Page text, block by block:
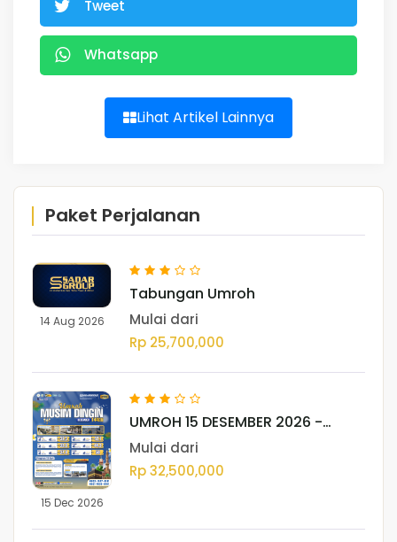
Tweet
Whatsapp
Lihat Artikel Lainnya
Paket Perjalanan
14 Aug 2026
Tabungan Umroh
Mulai dari
Rp 25,700,000
15 Dec 2026
UMROH 15 DESEMBER 2026 -
MEDAN
Mulai dari
Rp 32,500,000